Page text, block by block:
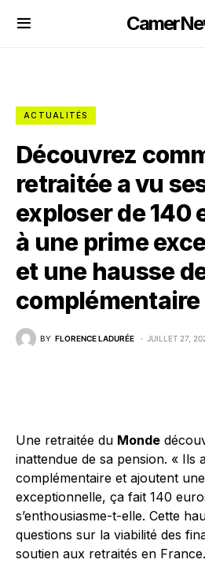
ACTUALITÉS
Découvrez
retraitée a vu
exploser de 140
à une prime
et une hausse
complémentaire
BY FLORENCE LADURÉE JUILLET 27,
Une retraitée du Monde
inattendue de sa pension. « Ils
complémentaire et ajoutent
exceptionnelle, ça fait 140
s’enthousiasme-t-elle. Cette
questions sur la viabilité des
soutien aux retraités en France.